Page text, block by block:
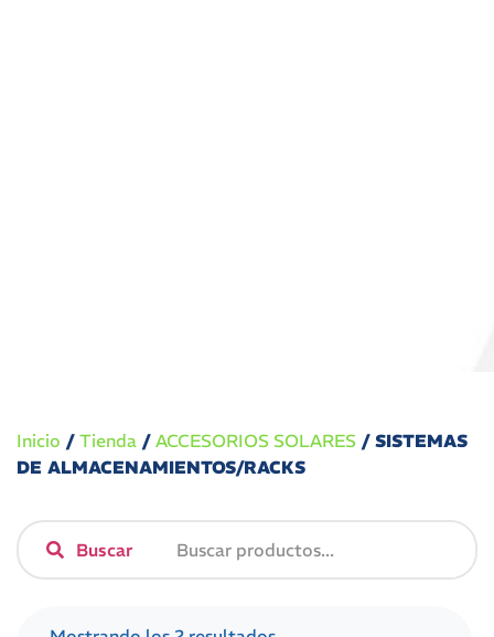
Inicio / Tienda / ACCESORIOS SOLARES / SISTEMAS
DE ALMACENAMIENTOS/RACKS
Buscar